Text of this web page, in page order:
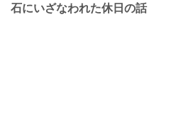
石にいざなわれた休日の話